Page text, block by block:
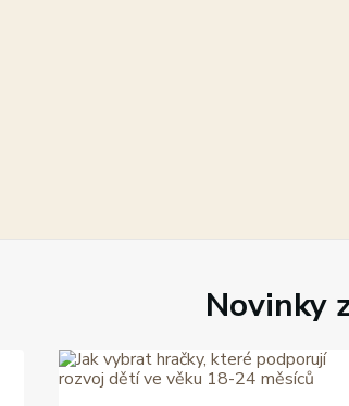
Novinky